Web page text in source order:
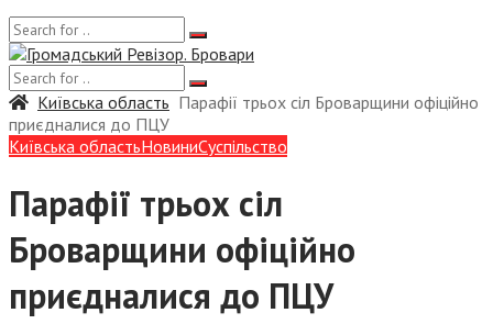
Київська область Парафії трьох сіл Броварщини офіційно
приєдналися до ПЦУ
Київська областьНовиниСуспiльство
Парафії трьох сіл
Броварщини офіційно
приєдналися до ПЦУ